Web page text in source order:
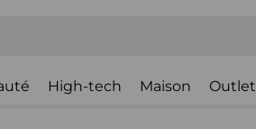
High-tech Maison Outlet